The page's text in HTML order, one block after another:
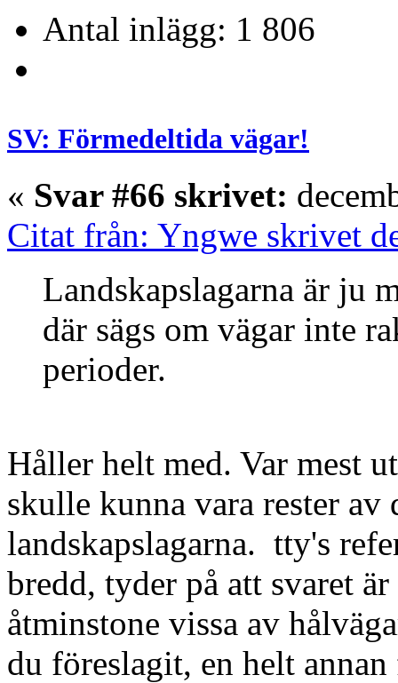
Antal inlägg: 1 806
SV: Förmedeltida vägar!
« Svar #66 skrivet:
Citat från: Yngwe skrivet
Landskapslagarna är ju
där sägs om vägar inte
perioder.
Håller helt med. Var mest
skulle kunna vara rester
landskapslagarna. tty's
bredd, tyder på att svaret
åtminstone vissa av
du föreslagit, en helt